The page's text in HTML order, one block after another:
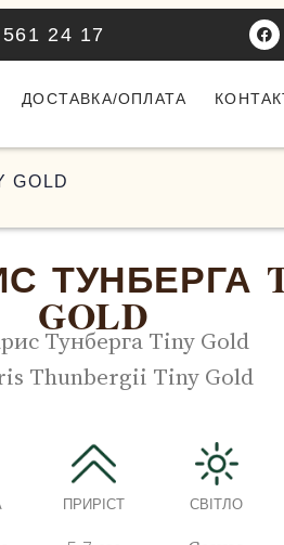
24 17
ДОСТАВКА/ОПЛАТА
ТУНБЕРГА
GOLD
Тунберга Tiny Gold
Thunbergii Tiny Gold
ПРИРІСТ СВІТЛО